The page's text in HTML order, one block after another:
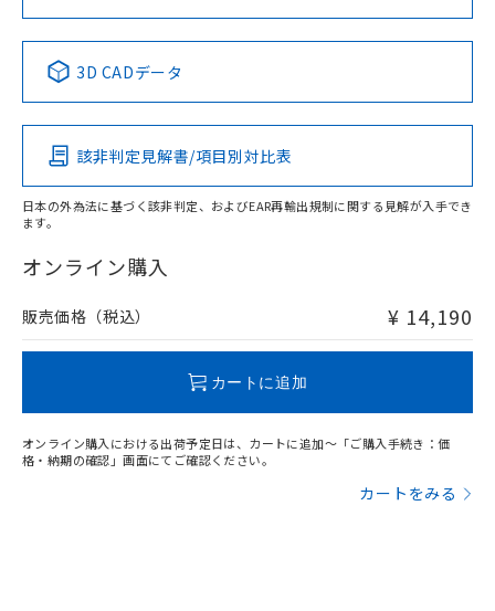
以上、n: 120mm以上
検出領域
Pb Hg Cd Cr(VI)
O
在庫等で未対応品が混在する可能性があります。
問い合わせください。
No No No No
この製品の規格認証/適合状況ページへ
その他の認証はこちらのページからご検索ください
3D CADデータ
該非判定見解書/項目別対比表
日本の外為法に基づく該非判定、およびEAR再輸出規制に関する見解が入手でき
ます。
オンライン購入
販売価格（税込） ¥ 14,190
カートに追加
オンライン購入における出荷予定日は、カートに追加～「ご購入手続き：価
格・納期の確認」画面にてご確認ください。
カートをみる